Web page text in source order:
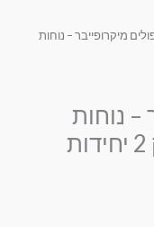
מיקרופייבר – נוחות
– נוחות
ללקוחה, מקצועיות לעסק 2 יחידות